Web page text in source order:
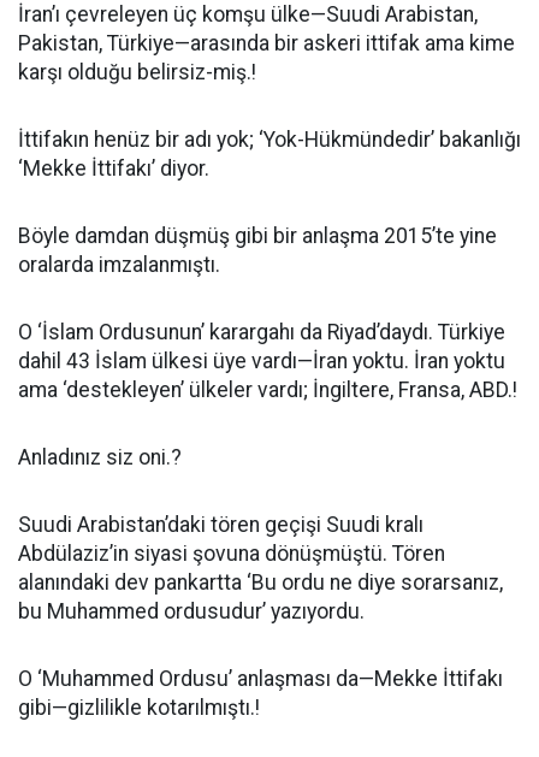
İran’ı çevreleyen üç komşu ülke—Suudi Arabistan,
Pakistan, Türkiye—arasında bir askeri ittifak ama kime
karşı olduğu belirsiz-miş.!
İttifakın henüz bir adı yok; ‘Yok-Hükmündedir’ bakanlığı
‘Mekke İttifakı’ diyor.
Böyle damdan düşmüş gibi bir anlaşma 2015’te yine
oralarda imzalanmıştı.
O ‘İslam Ordusunun’ karargahı da Riyad’daydı. Türkiye
dahil 43 İslam ülkesi üye vardı—İran yoktu. İran yoktu
ama ‘destekleyen’ ülkeler vardı; İngiltere, Fransa, ABD.!
Anladınız siz oni.?
Suudi Arabistan’daki tören geçişi Suudi kralı
Abdülaziz’in siyasi şovuna dönüşmüştü. Tören
alanındaki dev pankartta ‘Bu ordu ne diye sorarsanız,
bu Muhammed ordusudur’ yazıyordu.
O ‘Muhammed Ordusu’ anlaşması da—Mekke İttifakı
gibi—gizlilikle kotarılmıştı.!